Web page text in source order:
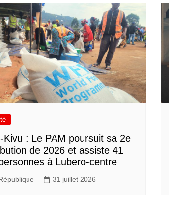
Kivu : Le PAM poursuit sa 2e
de 2026 et assiste 41
à Lubero-centre
31 juillet 2026